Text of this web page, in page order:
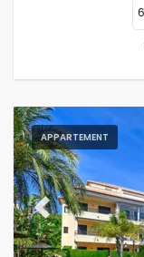
6
APPARTEMENT
Previous